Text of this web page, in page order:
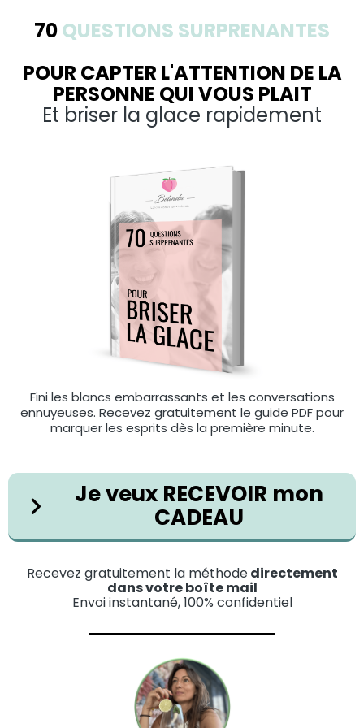
70QUESTIONS SURPRENANTES
POUR CAPTER L'ATTENTION DE LA
PERSONNE QUI VOUS PLAIT
Et briser la glace rapidement
Fini les blancs embarrassants et les conversations
ennuyeuses. Recevez gratuitement le guide PDF pour
marquer les esprits dès la première minute.
Je veux RECEVOIR mon
CADEAU
Recevez gratuitement la méthodedirectement
dans votre boîte mail
Envoi instantané, 100% confidentiel